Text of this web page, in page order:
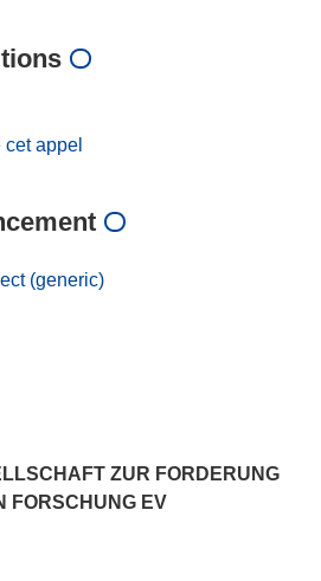
cet appel
(generic)
ZUR FORDERUNG
FORSCHUNG EV